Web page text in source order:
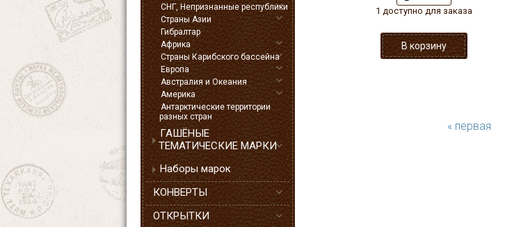
СНГ, Непризнанные республики
Страны Азии
Гибралтар
Африка
Страны Карибского бассейна
Европа
Австралия и Океания
Америка
Антарктические территории
разных стран
ГАШЁНЫЕ
ТЕМАТИЧЕСКИЕ МАРКИ
Наборы марок
КОНВЕРТЫ
ОТКРЫТКИ
1 доступно для заказа
« первая